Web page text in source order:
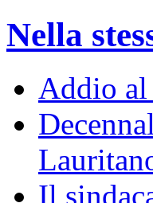
Nella
Addio
Il